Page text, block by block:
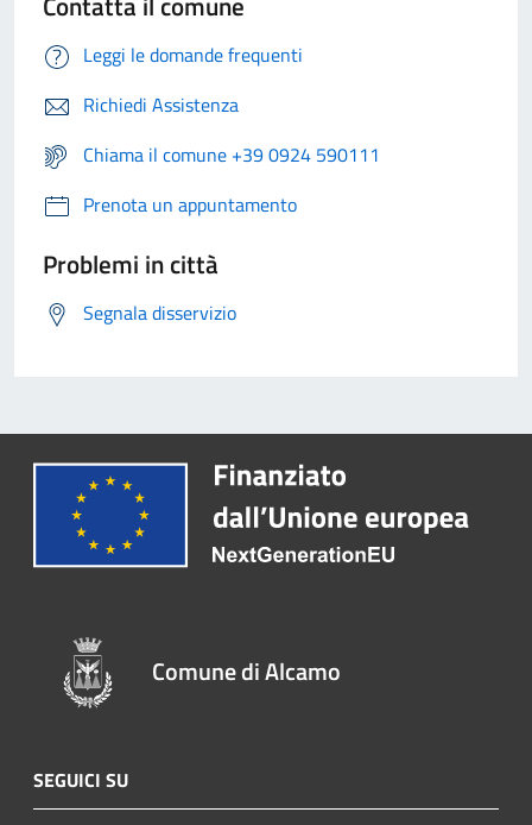
Leggi le domande frequenti
Richiedi Assistenza
Chiama il comune +39 0924 590111
Prenota un appuntamento
Problemi in città
Segnala disservizio
Comune di Alcamo
SEGUICI SU